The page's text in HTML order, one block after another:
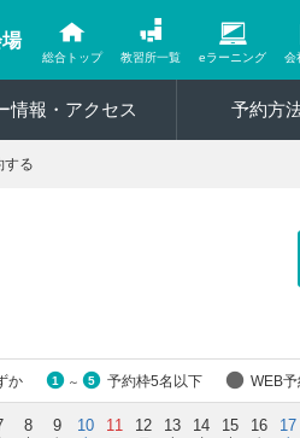
総合トップ 教習所一覧 eラーニング 会
情報・アクセス 予約方
する
か 1 ～ 5 予約枠5名以下 WEB
8
9
10
11
12
13
14
15
16
17